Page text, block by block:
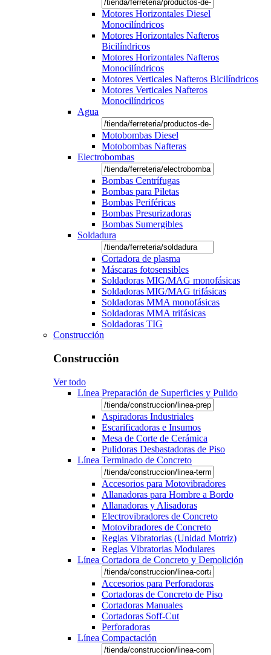
Motores Horizontales Diesel
Monocilíndricos
Motores Horizontales Nafteros
Bicilíndricos
Motores Horizontales Nafteros
Monocilíndricos
Motores Verticales Nafteros Bicilíndricos
Motores Verticales Nafteros
Monocilíndricos
Agua
Motobombas Diesel
Motobombas Nafteras
Electrobombas
Bombas Centrífugas
Bombas para Piletas
Bombas Periféricas
Bombas Presurizadoras
Bombas Sumergibles
Soldadura
Cortadora de plasma
Máscaras fotosensibles
Soldadoras MIG/MAG monofásicas
Soldadoras MIG/MAG trifásicas
Soldadoras MMA monofásicas
Soldadoras MMA trifásicas
Soldadoras TIG
Construcción
Construcción
Ver todo
Línea Preparación de Superficies y Pulido
Aspiradoras Industriales
Escarificadoras e Insumos
Mesa de Corte de Cerámica
Pulidoras Desbastadoras de Piso
Línea Terminado de Concreto
Accesorios para Motovibradores
Allanadoras para Hombre a Bordo
Allanadoras y Alisadoras
Electrovibradores de Concreto
Motovibradores de Concreto
Reglas Vibratorias (Unidad Motriz)
Reglas Vibratorias Modulares
Línea Cortadora de Concreto y Demolición
Accesorios para Perforadoras
Cortadoras de Concreto de Piso
Cortadoras Manuales
Cortadoras Soff-Cut
Perforadoras
Línea Compactación